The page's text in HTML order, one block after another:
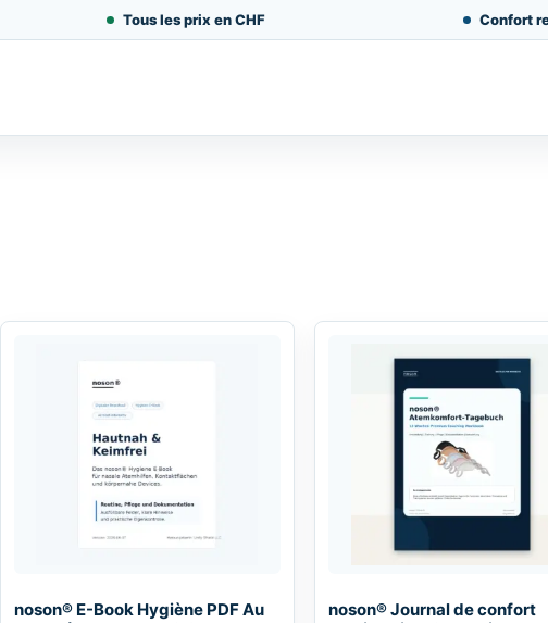
Tous les prix en CHF Confort
noson® E-Book Hygiène PDF Au
noson® Journal de confort